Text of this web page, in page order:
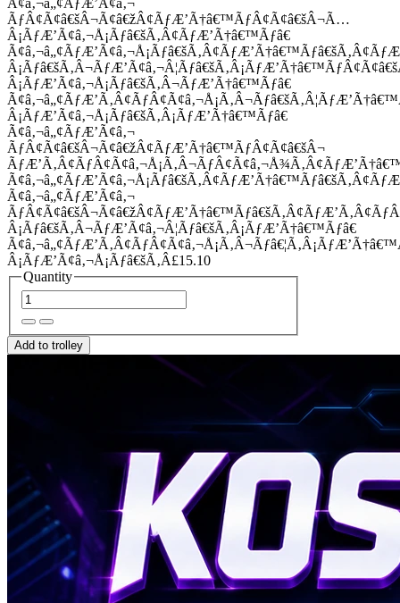
Ã¢â‚¬â„¢ÃƒÆ’Ã¢â‚¬
ÃƒÂ¢Ã¢â€šÂ¬Ã¢â€žÂ¢ÃƒÆ’Ã†â€™ÃƒÂ¢Ã¢â€šÂ¬Ã…
Â¡ÃƒÆ’Ã¢â‚¬Å¡Ãƒâ€šÃ‚Â¢ÃƒÆ’Ã†â€™Ãƒâ€
Â¡ÃƒÆ’Ã¢â‚¬Å¡Ãƒâ€šÃ‚Â¬ÃƒÆ’Ã†â€™Ãƒâ€
Â¡ÃƒÆ’Ã¢â‚¬Å¡Ãƒâ€šÃ‚Â¡ÃƒÆ’Ã†â€™Ãƒâ€
Ã¢â‚¬â„¢ÃƒÆ’Ã¢â‚¬
ÃƒÂ¢Ã¢â€šÂ¬Ã¢â€žÂ¢ÃƒÆ’Ã†â€™ÃƒÂ¢Ã¢â€šÂ¬
Ã¢â‚¬â„¢ÃƒÆ’Ã¢â‚¬
Â¡Ãƒâ€šÃ‚Â¬ÃƒÆ’Ã¢â‚¬Â¦Ãƒâ€šÃ‚Â¡ÃƒÆ’Ã†â€™Ãƒâ€
Â¡ÃƒÆ’Ã¢â‚¬Å¡Ãƒâ€šÃ‚Â£15.10
Quantity
Add to trolley